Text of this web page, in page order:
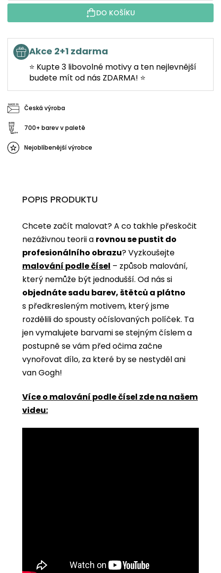
DO KOŠÍKU
Akce 2+1 zdarma
⭐ Kupte 3 libovolné motivy a ten nejlevnější
budete mít od nás ZDARMA! ⭐
Česká výroba
700+ barev v paletě
Nejoblíbenější výrobce
POPIS PRODUKTU
Chcete začít malovat? A co takhle přeskočit
nezáživnou teorii a rovnou se pustit do
profesionálního obrazu? Vyzkoušejte
malování podle čísel ­­– způsob malování,
který nemůže být jednodušší. Od nás si
objednáte sadu barev, štětců a plátno
s předkresleným motivem, který jsme
rozdělili do spousty očíslovaných políček. Ta
jen vymalujete barvami se stejným číslem a
postupně se vám před očima začne
vynořovat dílo, za které by se nestyděl ani
van Gogh!
Více o malování podle čísel zde na našem
videu: